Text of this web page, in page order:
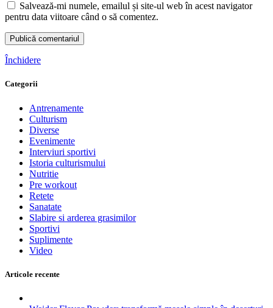
Salvează-mi numele, emailul și site-ul web în acest navigator
pentru data viitoare când o să comentez.
Închidere
Categorii
Antrenamente
Culturism
Diverse
Evenimente
Interviuri sportivi
Istoria culturismului
Nutritie
Pre workout
Retete
Sanatate
Slabire si arderea grasimilor
Sportivi
Suplimente
Video
Articole recente